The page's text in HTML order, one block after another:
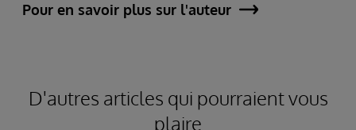
Pour en savoir plus sur l'auteur
D'autres articles qui pourraient vous
plaire